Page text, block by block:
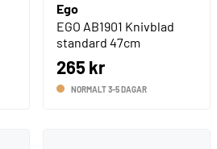
Ego
EGO AB1901 Knivblad
standard 47cm
265 kr
NORMALT 3-5 DAGAR